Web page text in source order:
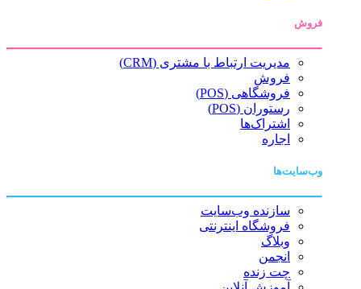
فروش
مدیریت ارتباط با مشتری (CRM)
فروش
فروشگاهی (POS)
رستوران (POS)
اشتراک‌ها
اجاره
وب‌سایت‌ها
سازنده وب‌سایت
فروشگاه اینترنتی
وبلاگ
انجمن
چت زنده